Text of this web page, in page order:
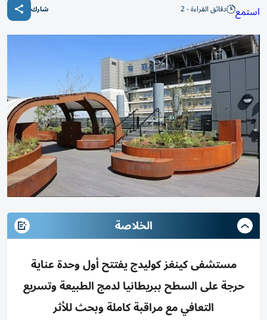
استمع دقائق القراءة - 2 شارك
الخلاصة
مستشفى كينغز كوليدج يفتتح أول وحدة عناية
حرجة على السطح ببريطانيا لدمج الطبيعة وتسريع
التعافي مع مراقبة كاملة وبحث للأثر